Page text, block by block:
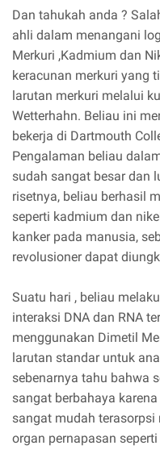
Dan tahukah anda ?
ahli dalam menangani
Merkuri ,Kadmium dan
keracunan merkuri yang
larutan merkuri melalui
Wetterhahn. Beliau ini
bekerja di Dartmouth
Pengalaman beliau
sudah sangat besar dan
risetnya, beliau berhasil
seperti kadmium dan
kanker pada manusia,
revolusioner dapat
Suatu hari , beliau
interaksi DNA dan RNA
menggunakan Dimetil
larutan standar untuk
sebenarnya tahu bahwa
sangat berbahaya
sangat mudah
organ pernapasan